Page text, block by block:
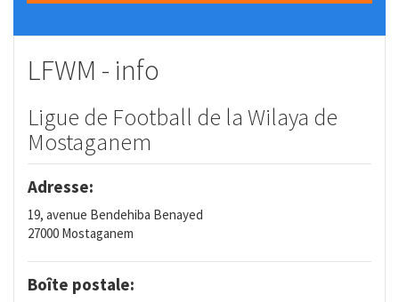
LFWM - info
Ligue de Football de la Wilaya de
Mostaganem
Adresse:
19, avenue Bendehiba Benayed
27000 Mostaganem
Boîte postale: